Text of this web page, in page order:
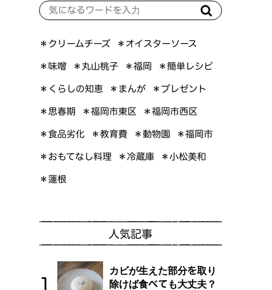
＊クリームチーズ ＊オイスターソース
＊味噌 ＊丸山桃子 ＊福岡 ＊簡単レシピ
＊くらしの知恵 ＊まんが ＊プレゼント
＊思春期 ＊福岡市東区 ＊福岡市西区
＊食品劣化 ＊教育費 ＊動物園 ＊福岡市
＊おもてなし料理 ＊冷蔵庫 ＊小松美和
＊蓮根
人気記事
カビが生えた部分を取り
除けば食べても大丈夫？